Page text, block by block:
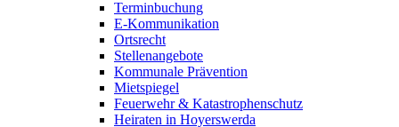
Terminbuchung
E-Kommunikation
Ortsrecht
Stellenangebote
Kommunale Prävention
Mietspiegel
Feuerwehr & Katastrophenschutz
Heiraten in Hoyerswerda